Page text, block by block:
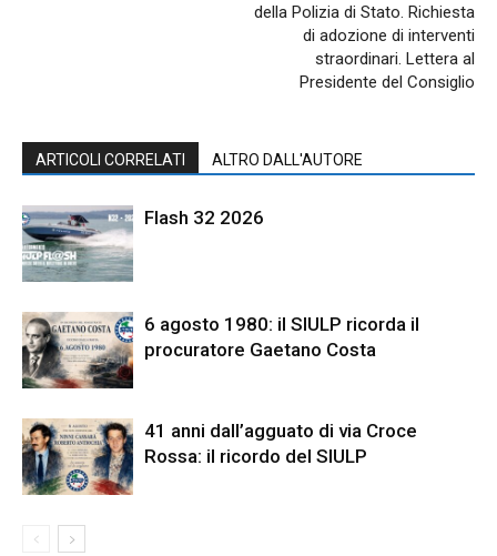
della Polizia di Stato. Richiesta
di adozione di interventi
straordinari. Lettera al
Presidente del Consiglio
ARTICOLI CORRELATI ALTRO DALL'AUTORE
Flash 32 2026
6 agosto 1980: il SIULP ricorda il
procuratore Gaetano Costa
41 anni dall’agguato di via Croce
Rossa: il ricordo del SIULP